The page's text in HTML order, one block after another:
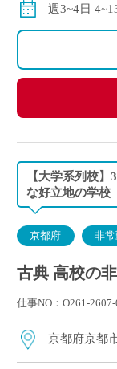
週3~4日
【大学系列校
な好立地の学校
京都府 非
古典 高校の
仕事NO：O261-
京都府京都